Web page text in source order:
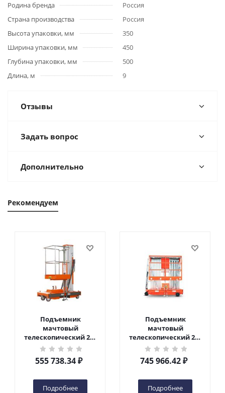
Родина бренда
Россия
Страна производства
Россия
Высота упаковки, мм
350
Ширина упаковки, мм
450
Глубина упаковки, мм
500
Длина, м
9
Отзывы
Задать вопрос
Дополнительно
Рекомендуем
Подъемник
мачтовый
телескопический 200
кг 6 м TOR GTWY6-200S
DC 2-мачтовый
(автономный) (G) в
555 738.34₽
Подробнее
Подъемник
мачтовый
телескопический 200
кг 10 м TOR GTWY10-
200S DC 2-мачтовый
(автономный) (N) в
745 966.42₽
Подробнее